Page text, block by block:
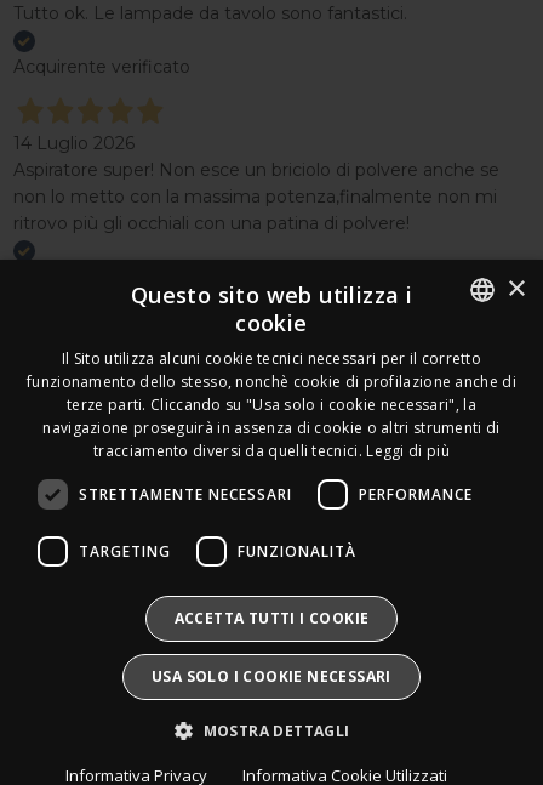
Tutto ok. Le lampade da tavolo sono fantastici.
Acquirente verificato
14 Luglio 2026
Aspiratore super! Non esce un briciolo di polvere anche se
non lo metto con la massima potenza,finalmente non mi
ritrovo più gli occhiali con una patina di polvere!
Seguici
Newsletter
Leds Electronics di Stabile Dario
Via Annamaria Ortese 33 - 80144 Napoli
Info@divais.it Telefono:08118098352
Pec:ledselectronics@pec.it
Produttore AEE:
IT25020000016865
Pile e Accumulatori:
Divais®
Tutti i diritti sono riservati.
ITALIAN
FRENCH
GERMAN
ENGLISH
×
Questo sito web utilizza i
cookie
Il Sito utilizza alcuni cookie tecnici necessari per il corretto
funzionamento dello stesso, nonchè cookie di profilazione anche di
terze parti. Cliccando su "Usa solo i cookie necessari", la
navigazione proseguirà in assenza di cookie o altri strumenti di
tracciamento diversi da quelli tecnici. Leggi di più
STRETTAMENTE NECESSARI PERFORMANCE
TARGETING FUNZIONALITÀ
ACCETTA TUTTI I COOKIE
USA SOLO I COOKIE NECESSARI
MOSTRA DETTAGLI
Informativa Privacy Informativa Cookie Utilizzati